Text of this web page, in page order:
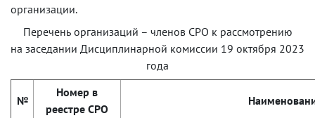
организации.
Перечень организаций – членов СРО к рассмотрению
на заседании Дисциплинарной комиссии 19 октября 2023
года
№
Номер в
реестре СРО